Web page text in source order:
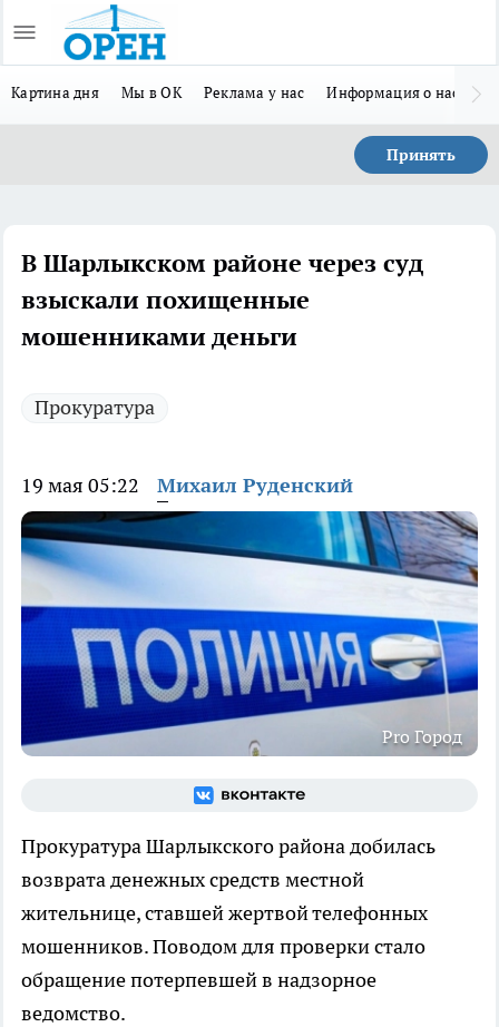
Картина дня Мы в ОК Реклама у нас Информация о нас
Принять
В Шарлыкском районе через суд
взыскали похищенные
мошенниками деньги
Прокуратура
19 мая 05:22 Михаил Руденский
Pro Город
Прокуратура Шарлыкского района добилась
возврата денежных средств местной
жительнице, ставшей жертвой телефонных
мошенников. Поводом для проверки стало
обращение потерпевшей в надзорное
ведомство.